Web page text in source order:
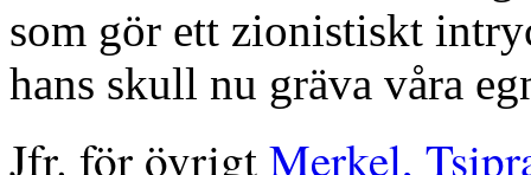
som gör ett zionistiskt
hans skull nu gräva våra
Jfr. för övrigtMerkel,